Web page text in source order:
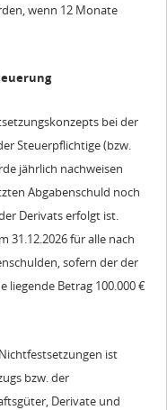
wenn 12 Monate
bei der
Steuerpflichtige (bzw.
jährlich nachweisen
Abgabenschuld noch
Derivats erfolgt ist.
31.12.2026 für alle nach
sofern der der
Betrag 100.000 €
ist
bzw. der
Derivate und